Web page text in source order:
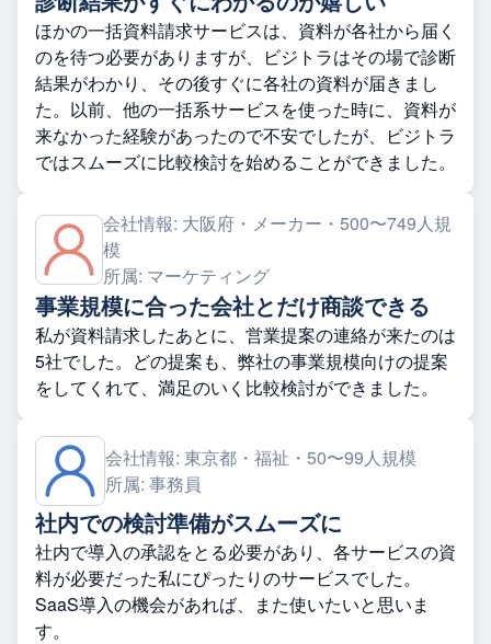
ほかの一括資料請求サービスは、資料が各社から届く
のを待つ必要がありますが、ビジトラはその場で診断
結果がわかり、その後すぐに各社の資料が届きまし
た。以前、他の一括系サービスを使った時に、資料が
来なかった経験があったので不安でしたが、ビジトラ
ではスムーズに比較検討を始めることができました。
会社情報: 大阪府・メーカー・500〜749人規
模
所属: マーケティング
事業規模に合った会社とだけ商談できる
私が資料請求したあとに、営業提案の連絡が来たのは
5社でした。どの提案も、弊社の事業規模向けの提案
をしてくれて、満足のいく比較検討ができました。
会社情報: 東京都・福祉・50〜99人規模
所属: 事務員
社内での検討準備がスムーズに
社内で導入の承認をとる必要があり、各サービスの資
料が必要だった私にぴったりのサービスでした。
SaaS導入の機会があれば、また使いたいと思いま
す。